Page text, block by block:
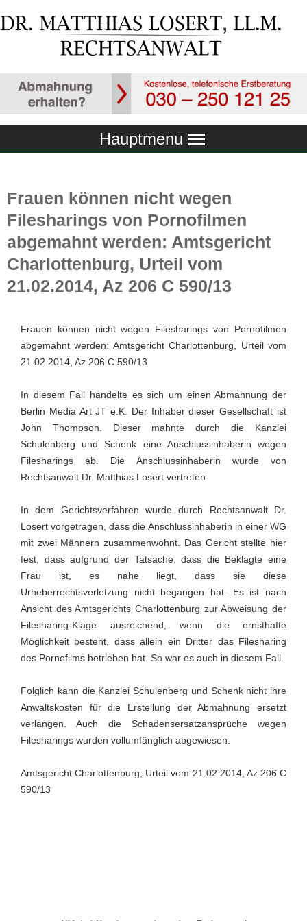
Hauptmenu
Frauen können nicht wegen
Filesharings von Pornofilmen
abgemahnt werden: Amtsgericht
Charlottenburg, Urteil vom
21.02.2014, Az 206 C 590/13
Frauen können nicht wegen Filesharings von Pornofilmen
abgemahnt werden: Amtsgericht Charlottenburg, Urteil vom
21.02.2014, Az 206 C 590/13
In diesem Fall handelte es sich um einen Abmahnung der
Berlin Media Art JT e.K. Der Inhaber dieser Gesellschaft ist
John Thompson. Dieser mahnte durch die Kanzlei
Schulenberg und Schenk eine Anschlussinhaberin wegen
Filesharings ab. Die Anschlussinhaberin wurde von
Rechtsanwalt Dr. Matthias Losert vertreten.
In dem Gerichtsverfahren wurde durch Rechtsanwalt Dr.
Losert vorgetragen, dass die Anschlussinhaberin in einer WG
mit zwei Männern zusammenwohnt. Das Gericht stellte hier
fest, dass aufgrund der Tatsache, dass die Beklagte eine
Frau ist, es nahe liegt, dass sie diese
Urheberrechtsverletzung nicht begangen hat. Es ist nach
Ansicht des Amtsgerichts Charlottenburg zur Abweisung der
Filesharing-Klage ausreichend, wenn die ernsthafte
Möglichkeit besteht, dass allein ein Dritter das Filesharing
des Pornofilms betrieben hat. So war es auch in diesem Fall.
Folglich kann die Kanzlei Schulenberg und Schenk nicht ihre
Anwaltskosten für die Erstellung der Abmahnung ersetzt
verlangen. Auch die Schadensersatzansprüche wegen
Filesharings wurden vollumfänglich abgewiesen.
Amtsgericht Charlottenburg, Urteil vom 21.02.2014, Az 206 C
590/13